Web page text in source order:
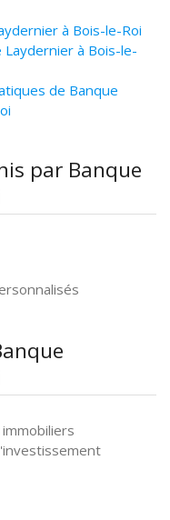
à Bois-le-Roi
à Bois-le-
de Banque
par Banque